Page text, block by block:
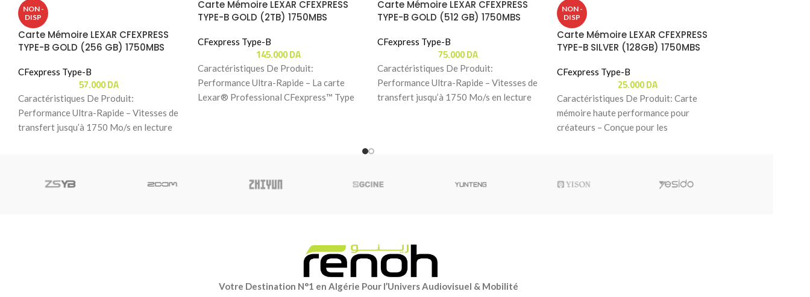
NON -
DISP
Carte Mémoire LEXAR CFEXPRESS
TYPE-B GOLD (256 GB) 1750MBS
CFexpress Type-B
57.000DA
Caractéristiques De Produit:
Performance Ultra-Rapide – Vitesses de
transfert jusqu’à 1750 Mo/s en lecture
Carte Mémoire LEXAR CFEXPRESS
TYPE-B GOLD (2TB) 1750MBS
CFexpress Type-B
145.000DA
Caractéristiques De Produit:
Performance Ultra-Rapide – La carte
Lexar® Professional CFexpress™ Type
Carte Mémoire LEXAR CFEXPRESS
TYPE-B GOLD (512 GB) 1750MBS
CFexpress Type-B
75.000DA
Caractéristiques De Produit:
Performance Ultra-Rapide – Vitesses de
transfert jusqu’à 1750 Mo/s en lecture
NON -
DISP
Carte Mémoire LEXAR CFEXPRESS
TYPE-B SILVER (128GB) 1750MBS
CFexpress Type-B
25.000DA
Caractéristiques De Produit: Carte
mémoire haute performance pour
créateurs – Conçue pour les
Votre Destination N°1 en Algérie Pour l’Univers Audiovisuel & Mobilité